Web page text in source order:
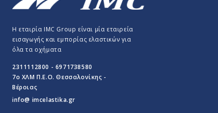
Η εταιρία IMC Group είναι μία εταιρεία
εισαγωγής και εμπορίας ελαστικών για
όλα τα οχήματα
2311112800 - 6971738580
7o ΧΛΜ Π.E.O. Θεσσαλονίκης -
Βέροιας
info@ imcelastika.gr